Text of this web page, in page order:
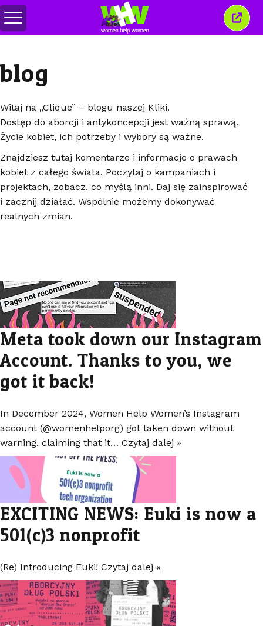
Przełącz
menu
to
blog
Witaj na „Clique” – blogu naszej Kliki.
Dostęp do aborcji i antykoncepcji jest ważną sprawą.
Życie kobiet, ich potrzeby i wybory są ważne.
Znajdziesz tutaj komentarze i informacje o prawach
kobiet z całego świata. Poczytaj o kampaniach i
projektach, zobacz, co myślą inni. Daj się zainspirować
i zacznij działać. Wspólnie możemy dokonywać
realnych zmian.
Meta took down our Instagram
Account. Thanks to you, we
got it back!
In December 2024, Women Help Women’s Instagram
account (@womenhelporg) got taken down without
warning, claiming that it… Czytaj dalej »
EXCITING NEWS: Euki is now a
501(c)3 nonprofit
(Re) Introducing Euki! Czytaj dalej »